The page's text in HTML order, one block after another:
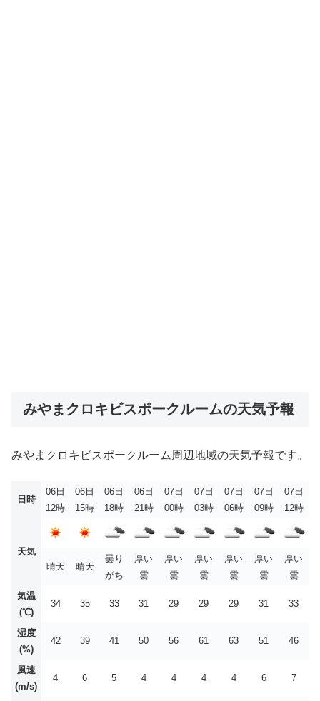
みやまクロキビスポークルームの天気予報
みやまクロキビスポークルーム周辺地域の天気予報です。
日時
06日
12時
06日
15時
06日
18時
06日
21時
07日
00時
07日
03時
07日
06時
07日
09時
07日
12時
天気
晴天
晴天
曇り
がち
厚い
雲
厚い
雲
厚い
雲
厚い
雲
厚い
雲
厚い
雲
気温
(℃)
34 35 33 31 29 29 29 31 33
湿度
(%)
42 39 41 50 56 61 63 51 46
風速
(m/s)
4 6 5 4 4 4 4 6 7